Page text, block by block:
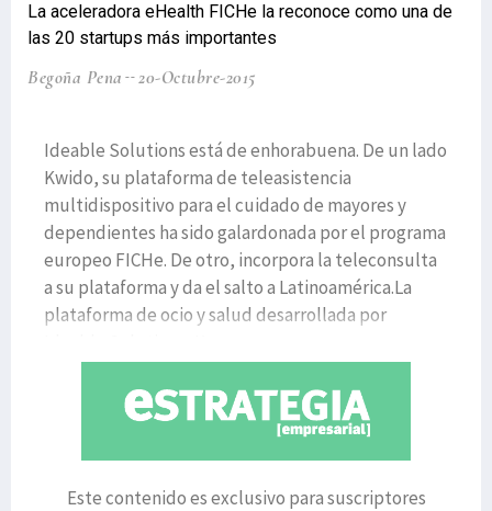
La aceleradora eHealth FICHe la reconoce como una de
las 20 startups más importantes
Begoña Pena 20-Octubre-2015
Ideable Solutions está de enhorabuena. De un lado
Kwido, su plataforma de teleasistencia
multidispositivo para el cuidado de mayores y
dependientes ha sido galardonada por el programa
europeo FICHe. De otro, incorpora la teleconsulta
a su plataforma y da el salto a Latinoamérica.La
plataforma de ocio y salud desarrollada por
Este contenido es exclusivo para suscriptores